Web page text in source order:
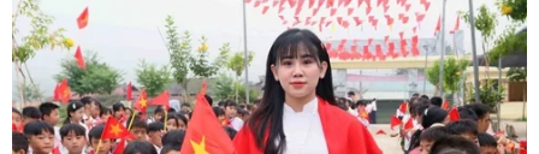
5. Nếu bệnh nhân khó thở thì hô hấp nhân tạo
(hà hơi thổi ngạt hoặc bằng phương tiện y tế
có tại chỗ như bóp bóng, máy thở xách tay...)
(Vietnam+)